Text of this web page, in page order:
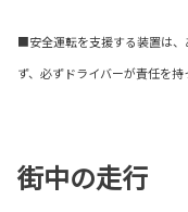
■安全運転を支援する装置は、
ず、必ずドライバーが責任を持
街中の走行